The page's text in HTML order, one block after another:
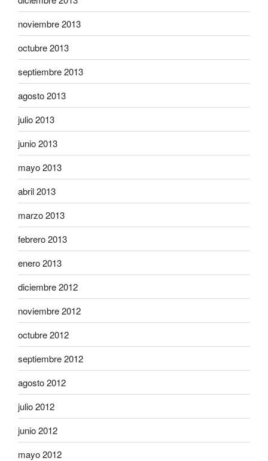
noviembre 2013
octubre 2013
septiembre 2013
agosto 2013
julio 2013
junio 2013
mayo 2013
abril 2013
marzo 2013
febrero 2013
enero 2013
diciembre 2012
noviembre 2012
octubre 2012
septiembre 2012
agosto 2012
julio 2012
junio 2012
mayo 2012